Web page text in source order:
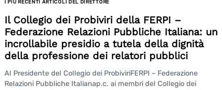
I PIÙ RECENTI ARTICOLI DEL DIRETTORE
Il Collegio dei Probiviri della FERPI –
Federazione Relazioni Pubbliche Italiana: un
incrollabile presidio a tutela della dignità
della professione dei relatori pubblici
Al Presidente del Collegio dei ProbiviriFERPI – Federazione
Relazioni Pubbliche Italianap.c. ai membri del Collegio dei